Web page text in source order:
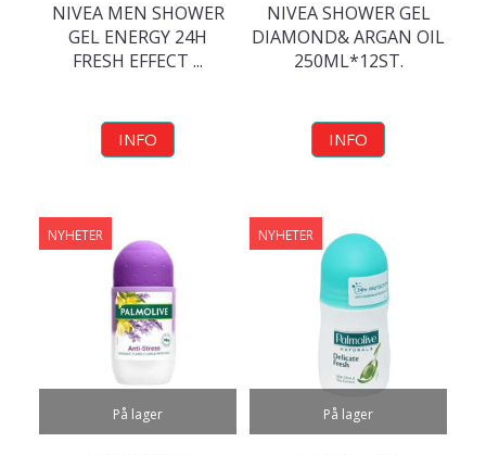
NIVEA MEN SHOWER
GEL ENERGY 24H
FRESH EFFECT ...
INFO
NIVEA SHOWER GEL
DIAMOND& ARGAN OIL
250ML*12ST.
INFO
På lager
NYHETER
På lager
NYHETER